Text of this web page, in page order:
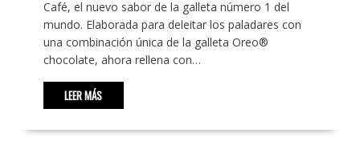
Café, el nuevo sabor de la galleta número 1 del
mundo. Elaborada para deleitar los paladares con
una combinación única de la galleta Oreo®
chocolate, ahora rellena con…
LEER MÁS